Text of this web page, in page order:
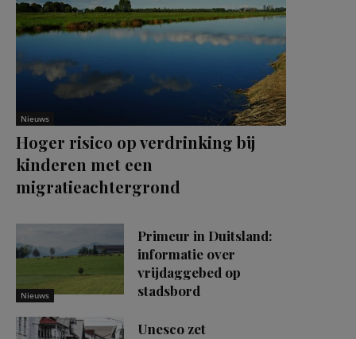
Nieuws
Hoger risico op verdrinking bij
kinderen met een
migratieachtergrond
Nieuws
Primeur in Duitsland:
informatie over
vrijdaggebed op
stadsbord
Unesco zet